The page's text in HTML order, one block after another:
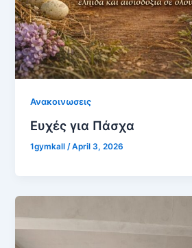
Ανακοινωσεις
Ευχές για Πάσχα
1gymkall/April 3, 2026